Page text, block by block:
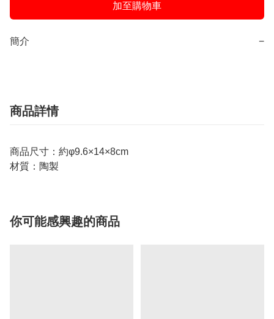
加至購物車
簡介 −
商品詳情
商品尺寸：約φ9.6×14×8cm
材質：陶製
你可能感興趣的商品